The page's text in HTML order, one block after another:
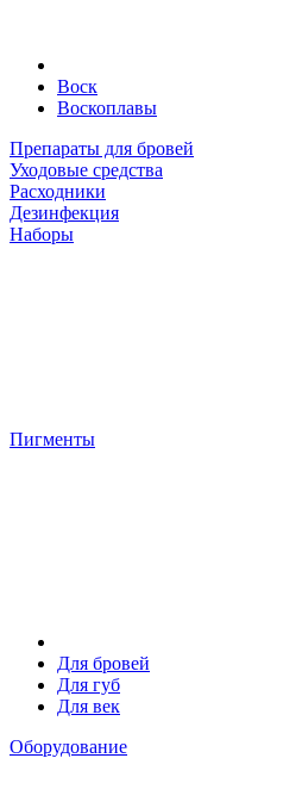
Воск
Воскоплавы
Препараты для бровей
Уходовые средства
Расходники
Дезинфекция
Наборы
Пигменты
Для бровей
Для губ
Для век
Оборудование